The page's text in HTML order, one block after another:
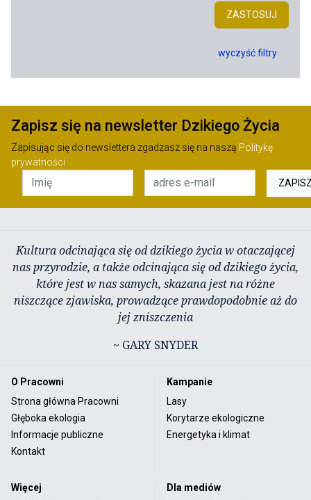
ZASTOSUJ
wyczyść filtry
Zapisz się na newsletter Dzikiego Życia
Zapisując się do newslettera zgadzasz się na naszą Politykę
prywatności
Kultura odcinająca się od dzikiego życia w otaczającej
nas przyrodzie, a także odcinająca się od dzikiego życia,
które jest w nas samych, skazana jest na różne
niszczące zjawiska, prowadzące prawdopodobnie aż do
jej zniszczenia
~ GARY SNYDER
O Pracowni
Strona główna Pracowni
Głęboka ekologia
Informacje publiczne
Kontakt
Kampanie
Lasy
Korytarze ekologiczne
Energetyka i klimat
Więcej
Dla mediów